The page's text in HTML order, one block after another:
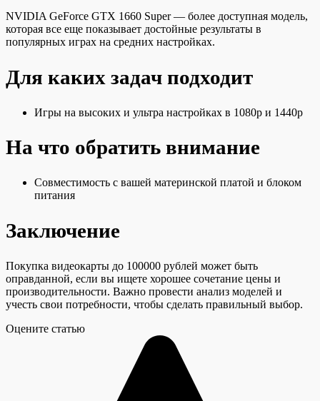
NVIDIA GeForce GTX 1660 Super — более доступная модель,
которая все еще показывает достойные результаты в
популярных играх на средних настройках.
Для каких задач подходит
Игры на высоких и ультра настройках в 1080p и 1440p
На что обратить внимание
Совместимость с вашей материнской платой и блоком
питания
Заключение
Покупка видеокарты до 100000 рублей может быть
оправданной, если вы ищете хорошее сочетание цены и
производительности. Важно провести анализ моделей и
учесть свои потребности, чтобы сделать правильный выбор.
Оцените статью